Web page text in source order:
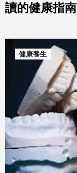
讀的健康指南
健康養生